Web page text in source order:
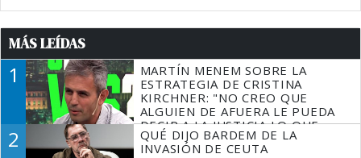
MÁS LEÍDAS
1
MARTÍN MENEM SOBRE LA
ESTRATEGIA DE CRISTINA
KIRCHNER: "NO CREO QUE
ALGUIEN DE AFUERA LE PUEDA
DECIR A LA JUSTICIA LO QUE
TIENE QUE HACER"
2
QUÉ DIJO BARDEM DE LA
INVASIÓN DE CEUTA